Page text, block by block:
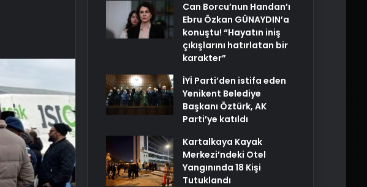
Can Borcu’nun Handan’ı
Ebru Özkan GÜNAYDIN’a
konuştu! “Hayatın iniş
çıkışlarını hatırlatan bir
karakter”
İYİ Parti’den istifa eden
Yenikent Belediye
Başkanı Öztürk, AK
Parti’ye katıldı
Kartalkaya Kayak
Merkezi’ndeki Otel
Yangınında 18 Kişi
Tutuklandı